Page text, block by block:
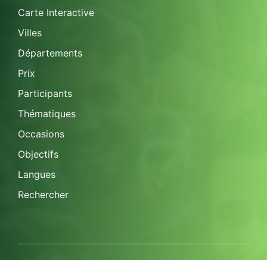
Carte Interactive
Villes
Départements
Prix
Participants
Thématiques
Occasions
Objectifs
Langues
Rechercher